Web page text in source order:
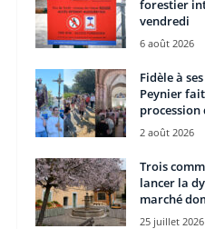
forestier
vendredi
6 août 2026
Fidèle à
Peynier
procession
2 août 2026
Trois
lancer la
marché
25 juillet 2026